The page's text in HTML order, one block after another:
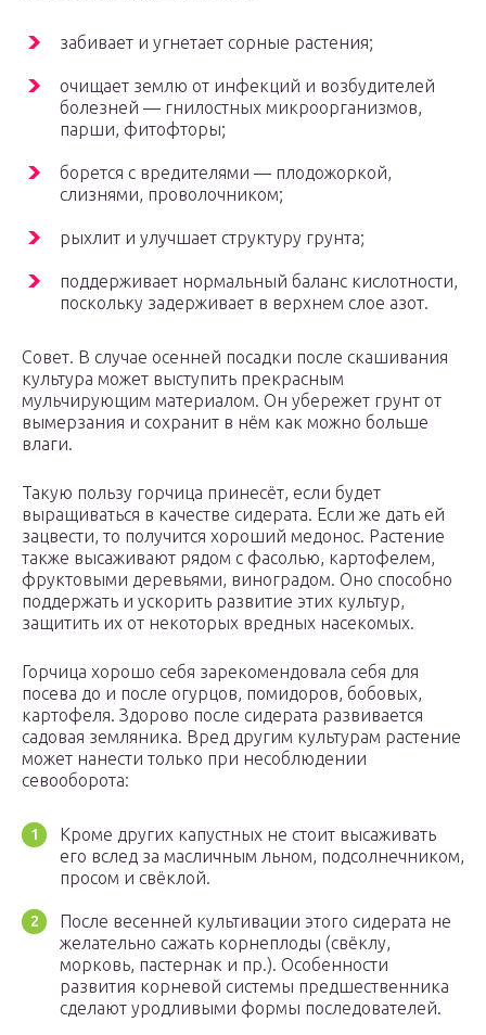
забивает и угнетает сорные растения;
очищает землю от инфекций и возбудителей
болезней — гнилостных микроорганизмов,
парши, фитофторы;
борется с вредителями — плодожоркой,
слизнями, проволочником;
рыхлит и улучшает структуру грунта;
поддерживает нормальный баланс кислотности,
поскольку задерживает в верхнем слое азот.
Совет. В случае осенней посадки после скашивания
культура может выступить прекрасным
мульчирующим материалом. Он убережет грунт от
вымерзания и сохранит в нём как можно больше
влаги.
Такую пользу горчица принесёт, если будет
выращиваться в качестве сидерата. Если же дать ей
зацвести, то получится хороший медонос. Растение
также высаживают рядом с фасолью, картофелем,
фруктовыми деревьями, виноградом. Оно способно
поддержать и ускорить развитие этих культур,
защитить их от некоторых вредных насекомых.
Горчица хорошо себя зарекомендовала себя для
посева до и после огурцов, помидоров, бобовых,
картофеля. Здорово после сидерата развивается
садовая земляника. Вред другим культурам растение
может нанести только при несоблюдении
севооборота:
Кроме других капустных не стоит высаживать
его вслед за масличным льном, подсолнечником,
просом и свёклой.
После весенней культивации этого сидерата не
желательно сажать корнеплоды (свёклу,
морковь, пастернак и пр.). Особенности
развития корневой системы предшественника
сделают уродливыми формы последователей.